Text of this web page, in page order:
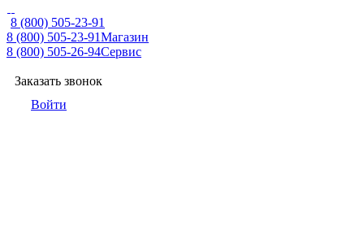
8 (800) 505-23-91
8 (800) 505-23-91Магазин
8 (800) 505-26-94Сервис
Заказать звонок
Войти